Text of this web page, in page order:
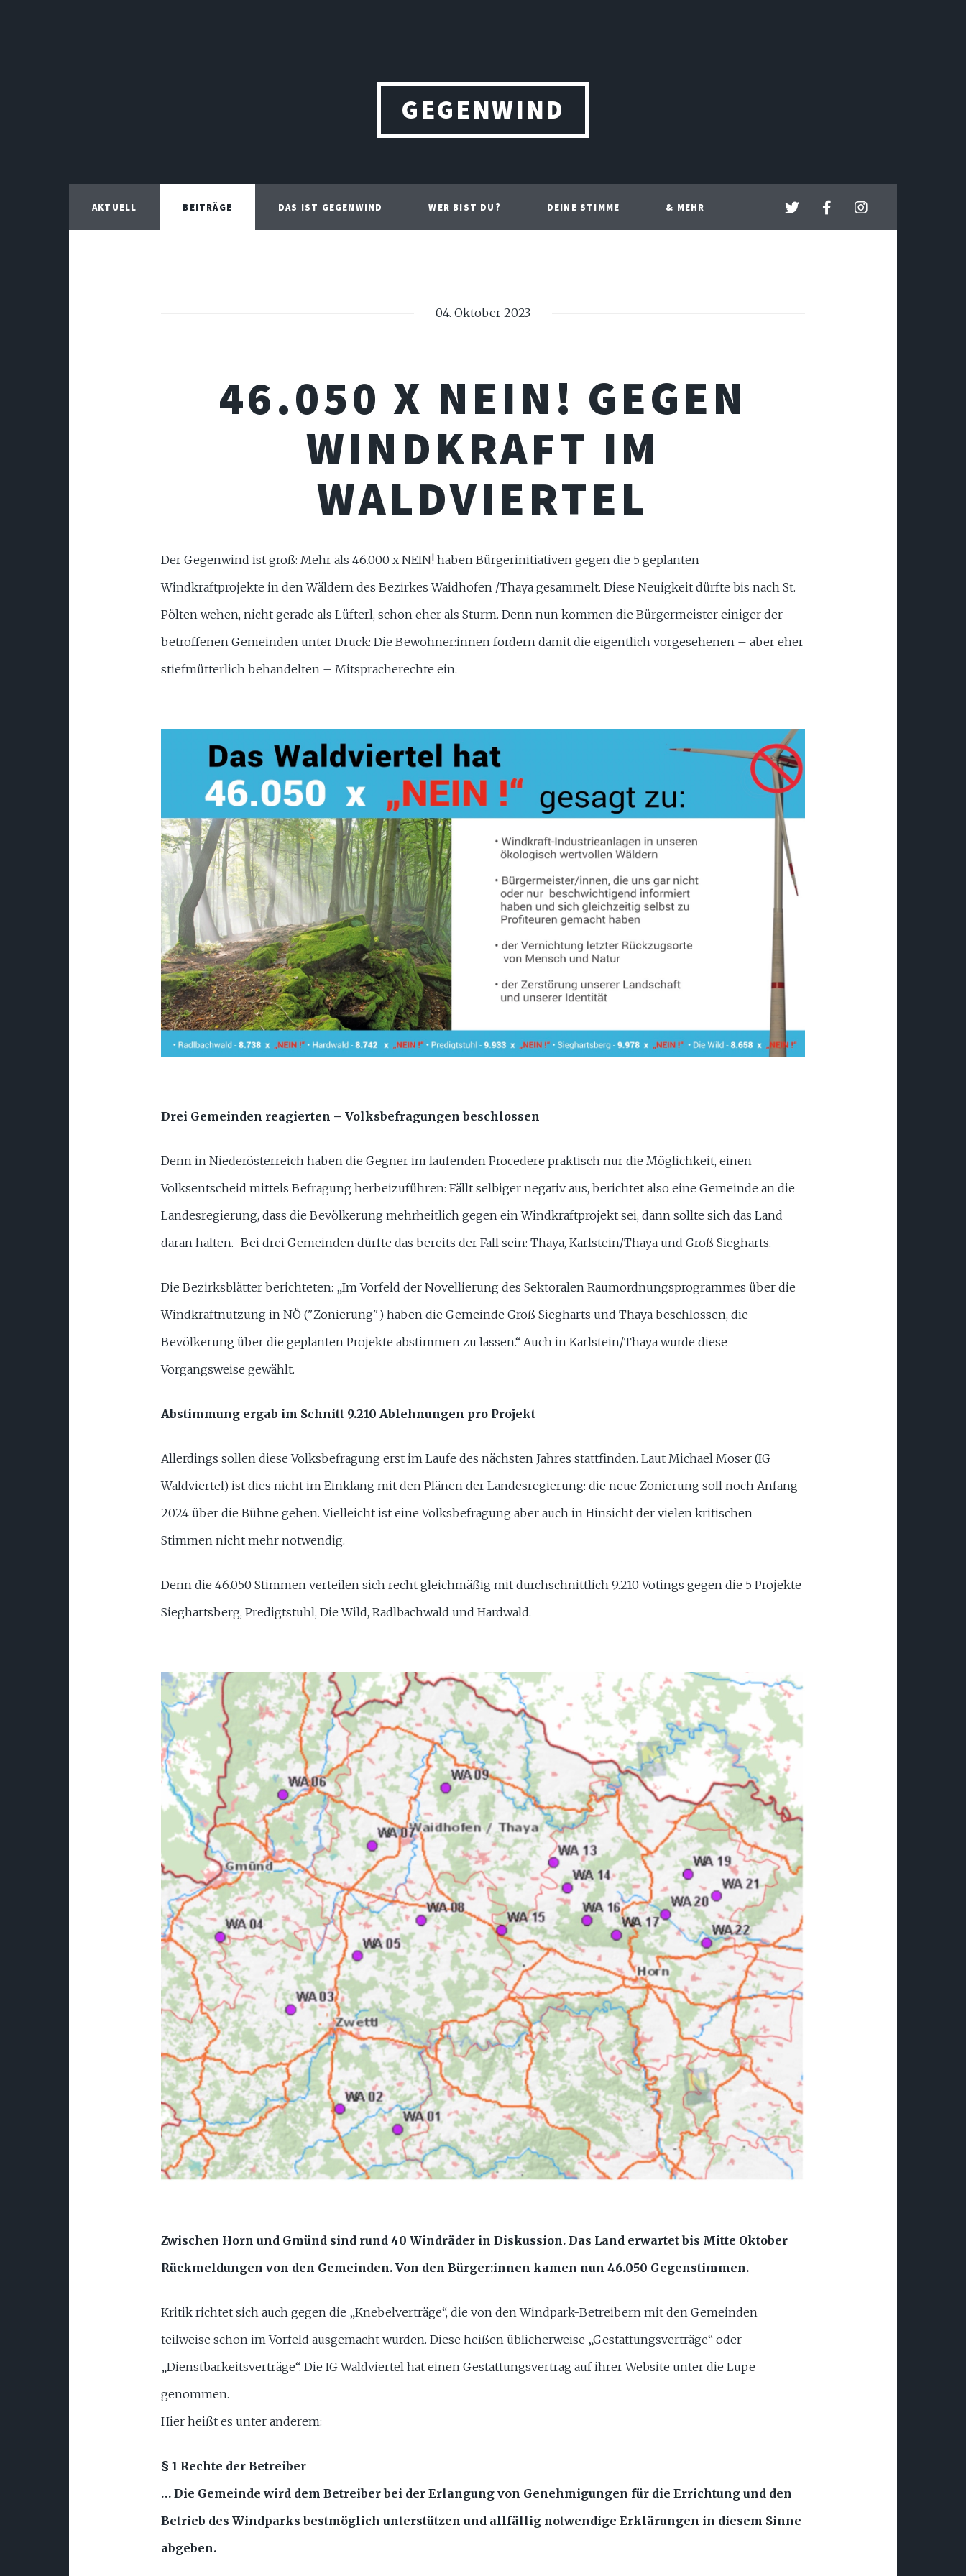
GEGENWIND
AKTUELL BEITRÄGE DAS IST GEGENWIND WER BIST DU? DEINE STIMME & MEHR
04. Oktober 2023
46.050 X NEIN! GEGEN
WINDKRAFT IM
WALDVIERTEL
Der Gegenwind ist groß: Mehr als 46.000 x NEIN! haben Bürgerinitiativen gegen die 5 geplanten
Windkraftprojekte in den Wäldern des Bezirkes Waidhofen /Thaya gesammelt. Diese Neuigkeit dürfte bis nach St.
Pölten wehen, nicht gerade als Lüfterl, schon eher als Sturm. Denn nun kommen die Bürgermeister einiger der
betroffenen Gemeinden unter Druck: Die Bewohner:innen fordern damit die eigentlich vorgesehenen – aber eher
stiefmütterlich behandelten – Mitspracherechte ein.
Drei Gemeinden reagierten – Volksbefragungen beschlossen
Denn in Niederösterreich haben die Gegner im laufenden Procedere praktisch nur die Möglichkeit, einen
Volksentscheid mittels Befragung herbeizuführen: Fällt selbiger negativ aus, berichtet also eine Gemeinde an die
Landesregierung, dass die Bevölkerung mehrheitlich gegen ein Windkraftprojekt sei, dann sollte sich das Land
daran halten. Bei drei Gemeinden dürfte das bereits der Fall sein: Thaya, Karlstein/Thaya und Groß Siegharts.
Die Bezirksblätter berichteten: „Im Vorfeld der Novellierung des Sektoralen Raumordnungsprogrammes über die
Windkraftnutzung in NÖ ("Zonierung") haben die Gemeinde Groß Siegharts und Thaya beschlossen, die
Bevölkerung über die geplanten Projekte abstimmen zu lassen.“ Auch in Karlstein/Thaya wurde diese
Vorgangsweise gewählt.
Abstimmung ergab im Schnitt 9.210 Ablehnungen pro Projekt
Allerdings sollen diese Volksbefragung erst im Laufe des nächsten Jahres stattfinden. Laut Michael Moser (IG
Waldviertel) ist dies nicht im Einklang mit den Plänen der Landesregierung: die neue Zonierung soll noch Anfang
2024 über die Bühne gehen. Vielleicht ist eine Volksbefragung aber auch in Hinsicht der vielen kritischen
Stimmen nicht mehr notwendig.
Denn die 46.050 Stimmen verteilen sich recht gleichmäßig mit durchschnittlich 9.210 Votings gegen die 5 Projekte
Sieghartsberg, Predigtstuhl, Die Wild, Radlbachwald und Hardwald.
Zwischen Horn und Gmünd sind rund 40 Windräder in Diskussion. Das Land erwartet bis Mitte Oktober
Rückmeldungen von den Gemeinden. Von den Bürger:innen kamen nun 46.050 Gegenstimmen.
Kritik richtet sich auch gegen die „Knebelverträge“, die von den Windpark-Betreibern mit den Gemeinden
teilweise schon im Vorfeld ausgemacht wurden. Diese heißen üblicherweise „Gestattungsverträge“ oder
„Dienstbarkeitsverträge“. Die IG Waldviertel hat einen Gestattungsvertrag auf ihrer Website unter die Lupe
genommen.
Hier heißt es unter anderem:
§ 1 Rechte der Betreiber
… Die Gemeinde wird dem Betreiber bei der Erlangung von Genehmigungen für die Errichtung und den
Betrieb des Windparks bestmöglich unterstützen und allfällig notwendige Erklärungen in diesem Sinne
abgeben.